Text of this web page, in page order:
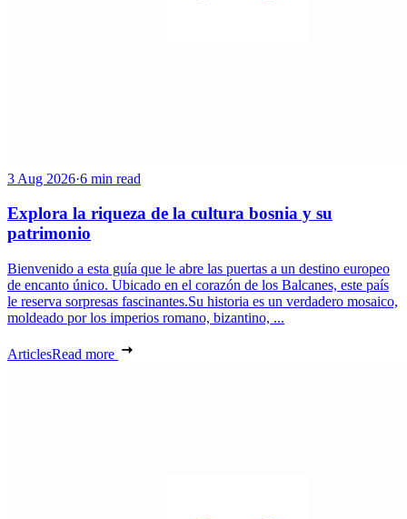
3 Aug 2026·6 min read
Explora la riqueza de la cultura bosnia y su
patrimonio
Bienvenido a esta guía que le abre las puertas a un destino europeo
de encanto único. Ubicado en el corazón de los Balcanes, este país
le reserva sorpresas fascinantes.Su historia es un verdadero mosaico,
moldeado por los imperios romano, bizantino, ...
ArticlesRead more